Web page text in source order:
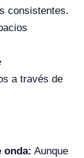
consistentes.
a través de
onda: Aunque